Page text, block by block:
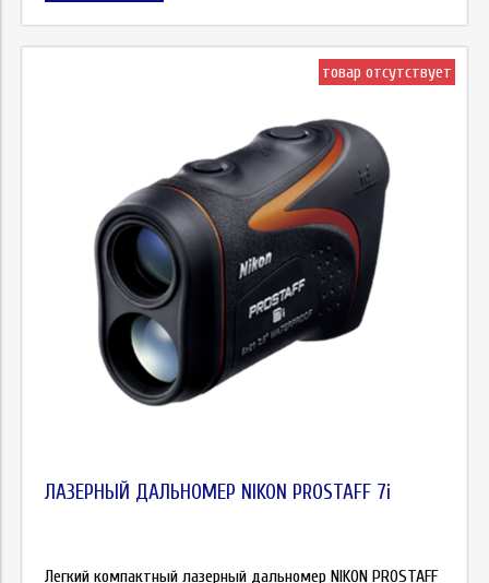
товар отсутствует
ЛАЗЕРНЫЙ ДАЛЬНОМЕР NIKON PROSTAFF 7i
Легкий компактный лазерный дальномер NIKON PROSTAFF